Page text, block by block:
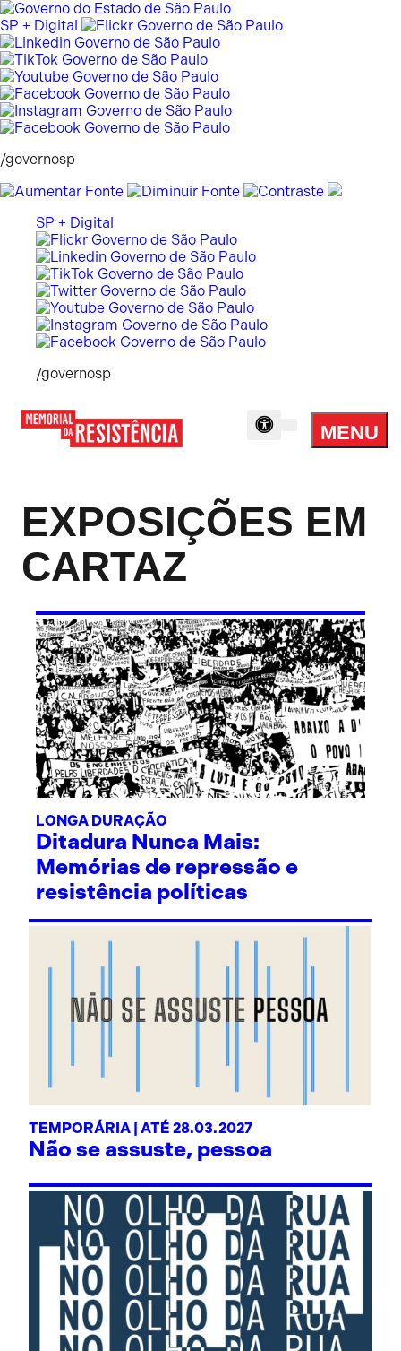
Pular
para
o
conteúdo
SP + Digital
/governosp
SP + Digital
/governosp
MENU
Menu
EXPOSIÇÕES EM
CARTAZ
LONGA DURAÇÃO
Ditadura Nunca Mais:
Memórias de repressão e
resistência políticas
TEMPORÁRIA | ATÉ 28.03.2027
Não se assuste, pessoa